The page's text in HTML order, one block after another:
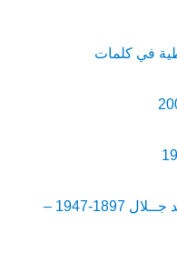
في كلمات
آســـيـــا 1912-1986 – أحــمــد جــلال 1897-1947 –